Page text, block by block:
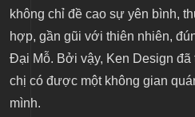
không chỉ đề cao sự yên bình,
hợp, gần gũi với thiên nhiên,
Đại Mỗ. Bởi vậy, Ken Design
chị có được một không gian
mình.